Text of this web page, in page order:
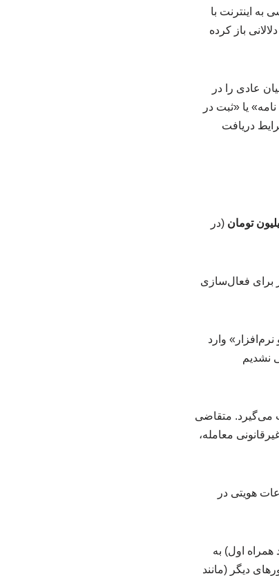
به اینترنت با
باز کرده
عادی را در
یا «ثبت در
دریافت
(در
برای فعال‌سازی
وارد
نشدیم
می‌گیرد. متقاضی
معامله،
هویتی در
اول) به
دیگر (مانند